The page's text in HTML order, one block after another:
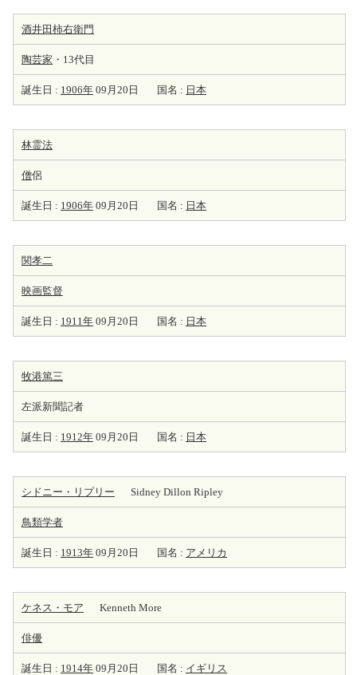
酒井田柿右衛門
陶芸家 ・13代目
誕生日 : 1906年 09月20日 国名 : 日本
林霊法
僧侶
誕生日 : 1906年 09月20日 国名 : 日本
関孝二
映画監督
誕生日 : 1911年 09月20日 国名 : 日本
牧港篤三
左派新聞記者
誕生日 : 1912年 09月20日 国名 : 日本
シドニー・リプリー Sidney Dillon Ripley
鳥類学者
誕生日 : 1913年 09月20日 国名 : アメリカ
ケネス・モア Kenneth More
俳優
誕生日 : 1914年 09月20日 国名 : イギリス